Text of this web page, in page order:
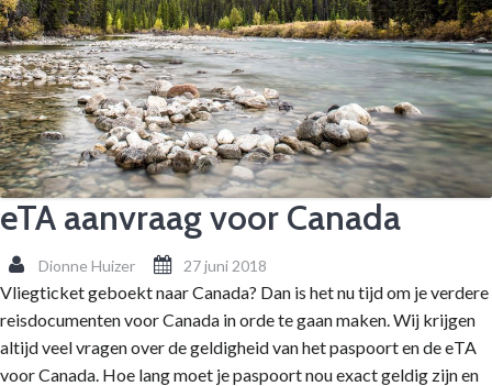
eTA aanvraag voor Canada
Dionne Huizer 27 juni 2018
Vliegticket geboekt naar Canada? Dan is het nu tijd om je verdere
reisdocumenten voor Canada in orde te gaan maken. Wij krijgen
altijd veel vragen over de geldigheid van het paspoort en de eTA
voor Canada. Hoe lang moet je paspoort nou exact geldig zijn en